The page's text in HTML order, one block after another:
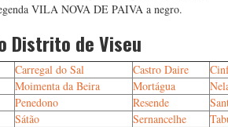
VILA NOVA DE PAIVA a negro.
Distrito de Viseu
Carregal do Sal Castro Daire
Moimenta da Beira Mortágua
Penedono Resende
Sátão Sernancelhe